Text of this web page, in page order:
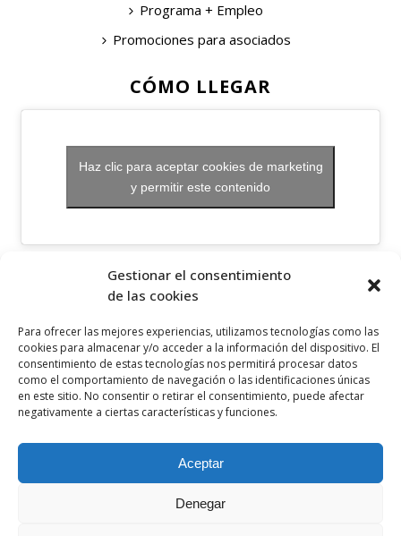
Gestionar el consentimiento
de las cookies
Para ofrecer las mejores experiencias, utilizamos tecnologías como las
cookies para almacenar y/o acceder a la información del dispositivo. El
consentimiento de estas tecnologías nos permitirá procesar datos
como el comportamiento de navegación o las identificaciones únicas
en este sitio. No consentir o retirar el consentimiento, puede afectar
negativamente a ciertas características y funciones.
Aceptar
Denegar
Programa + Empleo
Promociones para asociados
CÓMO LLEGAR
Haz clic para aceptar cookies de marketing
y permitir este contenido
OTROS ENLACES
Política de cookies
Aviso legal
Canal ético
SÍGUENOS EN